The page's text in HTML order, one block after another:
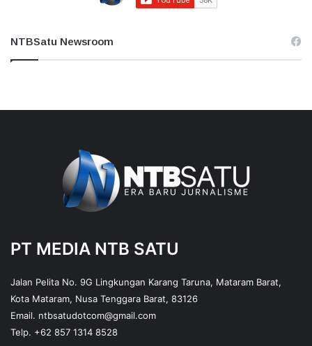
NTBSatu Newsroom
PT MEDIA NTB SATU
Jalan Pelita No. 9G Lingkungan Karang Taruna, Mataram Barat,
Kota Mataram, Nusa Tenggara Barat, 83126
Email. ntbsatudotcom@gmail.com
Telp. +62 857 1314 8528